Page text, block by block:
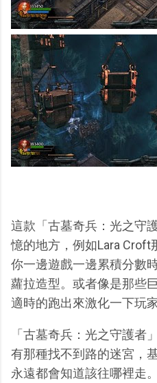
這款「古墓奇兵：光之守
憶的地方，例如Lara Croft
你一邊遊戲一邊累積分數
蘿拉造型。或者像是那些
適時的跑出來激化一下玩
「古墓奇兵：光之守護者
有那種找不到路的迷宮，
永遠都會知道該往哪裡走。